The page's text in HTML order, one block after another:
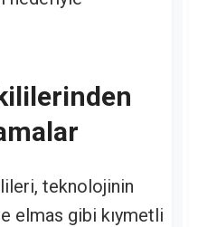
teknolojinin
elmas gibi kıymetli